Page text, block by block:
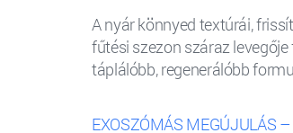
A nyár könnyed textúrái,
fűtési szezon száraz
táplálóbb, regenerálóbb
EXOSZÓMÁS MEGÚJULÁS